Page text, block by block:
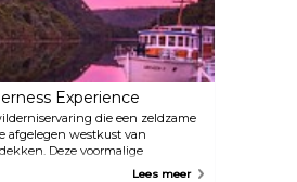
Experience
die een zeldzame
afgelegen westkust van
Deze voormalige
de zuidelijke toegangspoort tot het
Lees meer